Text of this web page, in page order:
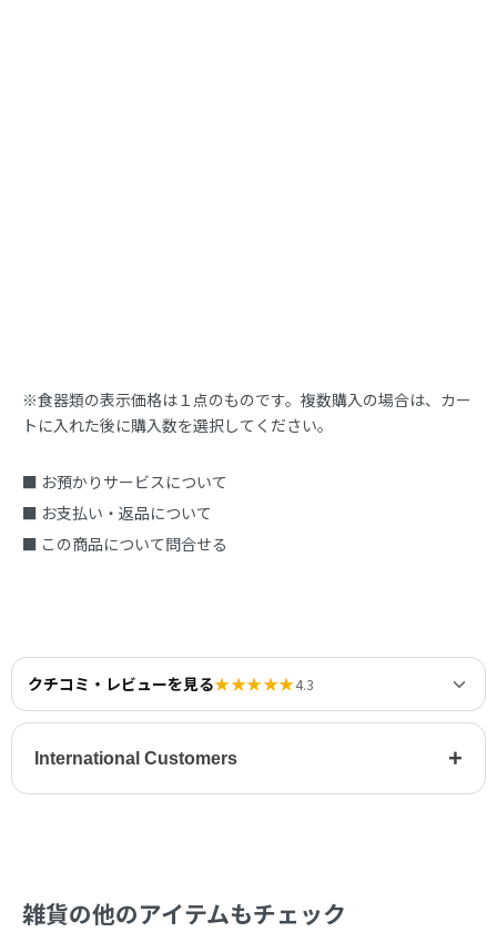
※食器類の表示価格は１点のものです。複数購入の場合は、カー
トに入れた後に購入数を選択してください。
■ お預かりサービスについて
■ お支払い・返品について
■ この商品について問合せる
クチコミ・レビューを見る★★★★★4.3
International Customers +
雑貨の他のアイテムもチェック